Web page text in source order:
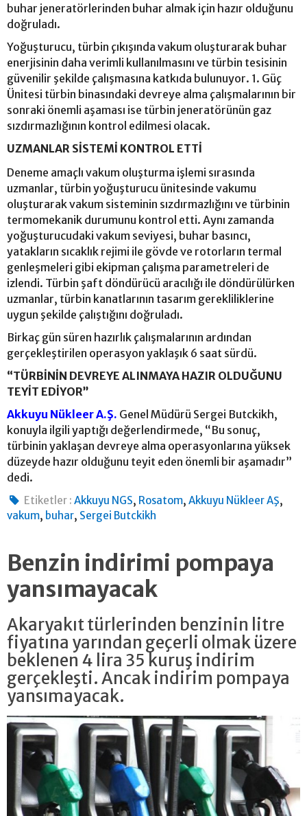
buhar jeneratörlerinden buhar almak için hazır olduğunu
doğruladı.
Yoğuşturucu, türbin çıkışında vakum oluşturarak buhar
enerjisinin daha verimli kullanılmasını ve türbin tesisinin
güvenilir şekilde çalışmasına katkıda bulunuyor. 1. Güç
Ünitesi türbin binasındaki devreye alma çalışmalarının bir
sonraki önemli aşaması ise türbin jeneratörünün gaz
sızdırmazlığının kontrol edilmesi olacak.
UZMANLAR SİSTEMİ KONTROL ETTİ
Deneme amaçlı vakum oluşturma işlemi sırasında
uzmanlar, türbin yoğuşturucu ünitesinde vakumu
oluşturarak vakum sisteminin sızdırmazlığını ve türbinin
termomekanik durumunu kontrol etti. Aynı zamanda
yoğuşturucudaki vakum seviyesi, buhar basıncı,
yatakların sıcaklık rejimi ile gövde ve rotorların termal
genleşmeleri gibi ekipman çalışma parametreleri de
izlendi. Türbin şaft döndürücü aracılığı ile döndürülürken
uzmanlar, türbin kanatlarının tasarım gerekliliklerine
uygun şekilde çalıştığını doğruladı.
Birkaç gün süren hazırlık çalışmalarının ardından
gerçekleştirilen operasyon yaklaşık 6 saat sürdü.
“TÜRBİNİN DEVREYE ALINMAYA HAZIR OLDUĞUNU
TEYİT EDİYOR”
Akkuyu Nükleer A.Ş. Genel Müdürü Sergei Butckikh,
konuyla ilgili yaptığı değerlendirmede, “Bu sonuç,
türbinin yaklaşan devreye alma operasyonlarına yüksek
düzeyde hazır olduğunu teyit eden önemli bir aşamadır”
dedi.
Etiketler : Akkuyu NGS, Rosatom,Akkuyu Nükleer AŞ,
vakum, buhar, Sergei Butckikh
Benzin indirimi pompaya
yansımayacak
Akaryakıt türlerinden benzinin litre
fiyatına yarından geçerli olmak üzere
beklenen 4 lira 35 kuruş indirim
gerçekleşti. Ancak indirim pompaya
yansımayacak.